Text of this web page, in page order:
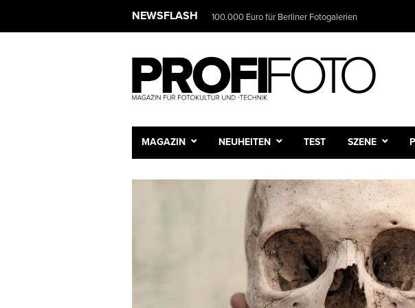
NEWSFLASH Das Fotostudio wird zur Plattform
MAGAZIN NEUHEITEN TEST SZENE
Wir informieren Sie kostenlos
und Sie entscheiden natürlich
Vorname:
Nachname:
E-Mail-Adresse:*
Frequenz des Newsletters
Täglich
Wöchentlich